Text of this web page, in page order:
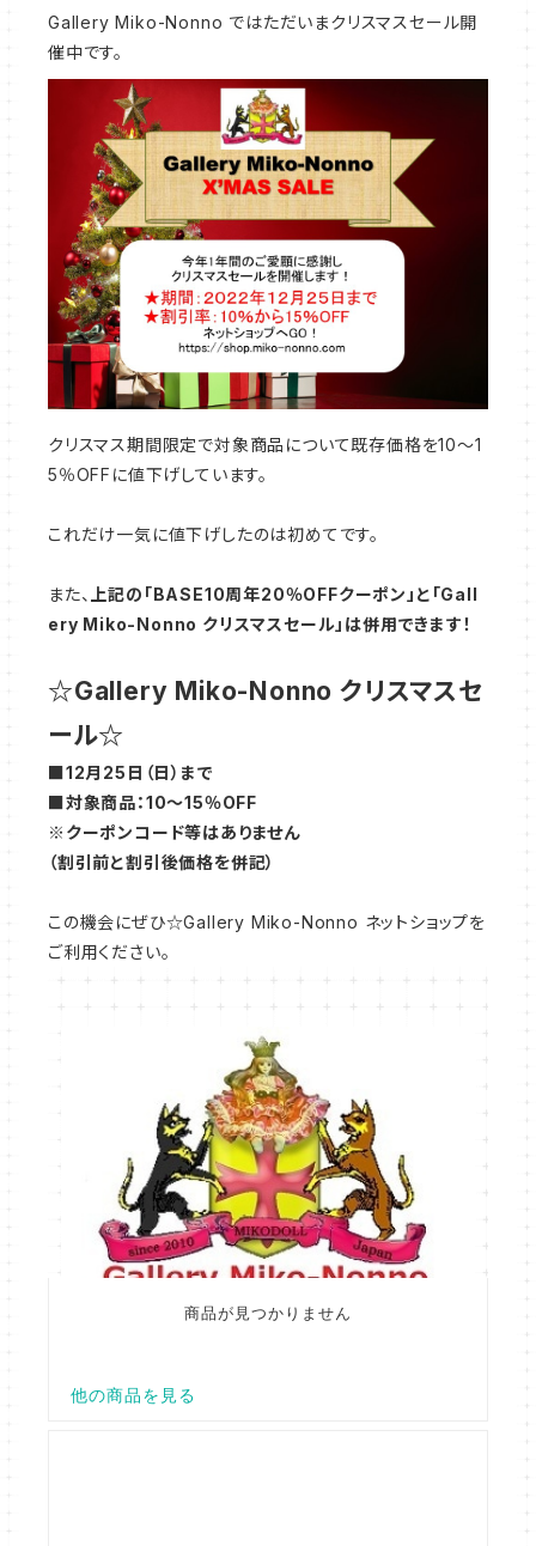
Gallery Miko-Nonno ではただいまクリスマスセール開
催中です。
クリスマス期間限定で対象商品について既存価格を10～1
5％OFFに値下げしています。
これだけ一気に値下げしたのは初めてです。
また、 上記の「BASE10周年20％OFFクーポン」と「Gall
ery Miko-Nonno クリスマスセール」は併用できます！
☆Gallery Miko-Nonno クリスマスセ
ール☆
■12月25日（日）まで
■対象商品：10～15％OFF
※クーポンコード等はありません
（割引前と割引後価格を併記）
この機会にぜひ☆Gallery Miko-Nonno ネットショップを
ご利用ください。